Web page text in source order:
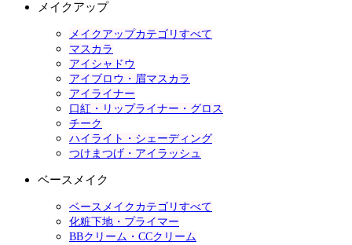
メイクアップ
メイクアップカテゴリすべて
マスカラ
アイシャドウ
アイブロウ・眉マスカラ
アイライナー
口紅・リップライナー・グロス
チーク
ハイライト・シェーディング
つけまつげ・アイラッシュ
ベースメイク
ベースメイクカテゴリすべて
化粧下地・プライマー
BBクリーム・CCクリーム